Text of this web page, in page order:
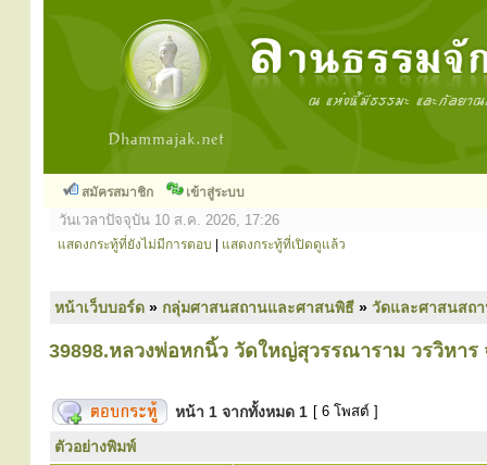
สมัครสมาชิก เข้าสู่ระบบ
วันเวลาปัจจุบัน 10 ส.ค. 2026, 17:26
แสดงกระทู้ที่ยังไม่มีการตอบ แสดงกระทู้ที่เปิดดูแล้ว
หน้าเว็บบอร์ด » กลุ่มศาสนสถานและศาสนพิธี » วัดและศาสนสถ
39898.หลวงพ่อหกนิ้ว วัดใหญ่สุวรรณาราม วรวิหาร
หน้า 1 จากทั้งหมด 1 [ 6 โพสต์ ]
ตัวอย่างพิมพ์